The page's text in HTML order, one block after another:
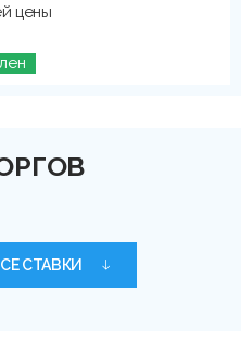
цены
СТАВКИ